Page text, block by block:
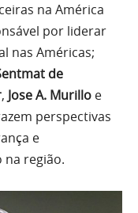
na América
por liderar
nas Américas;
de
, Jose A. Murillo e
perspectivas
e
região.